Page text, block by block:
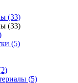
(33)
(33)
(5)
(5)